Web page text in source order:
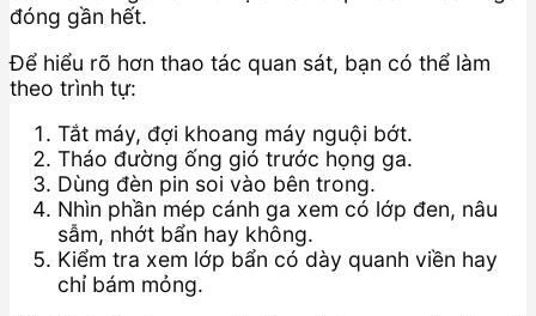
đóng gần hết.
Để hiểu rõ hơn thao tác quan sát, bạn có thể làm
theo trình tự:
Tắt máy, đợi khoang máy nguội bớt.
Tháo đường ống gió trước họng ga.
Dùng đèn pin soi vào bên trong.
Nhìn phần mép cánh ga xem có lớp đen, nâu
sẫm, nhớt bẩn hay không.
Kiểm tra xem lớp bẩn có dày quanh viền hay
chỉ bám mỏng.